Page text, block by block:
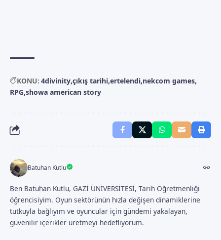
KONU: 4divinity çıkış tarihi ertelendi nekcom games
RPG showa american story
Batuhan Kutlu
Ben Batuhan Kutlu, GAZİ ÜNİVERSİTESİ, Tarih Öğretmenliği
öğrencisiyim. Oyun sektörünün hızla değişen dinamiklerine
tutkuyla bağlıyım ve oyuncular için gündemi yakalayan,
güvenilir içerikler üretmeyi hedefliyorum.